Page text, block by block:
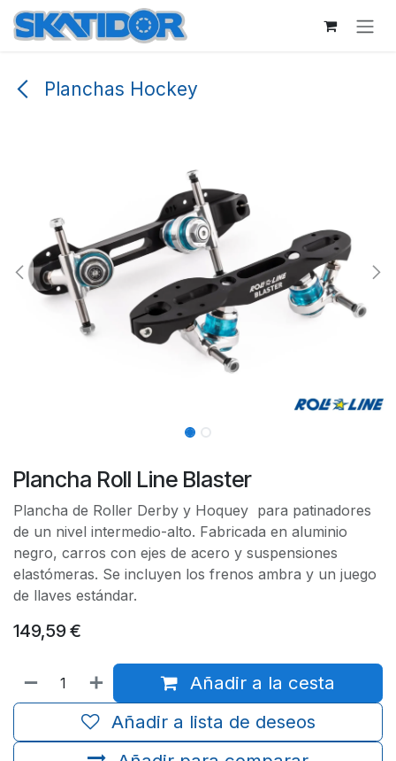
Ir al contenido
Planchas Hockey
Plancha Roll Line Blaster
Plancha de Roller Derby y Hoquey para patinadores
de un nivel intermedio-alto. Fabricada en aluminio
negro, carros con ejes de acero y suspensiones
elastómeras. Se incluyen los frenos ambra y un juego
de llaves estándar.
149,59€
Añadir a la cesta
Añadir a lista de deseos